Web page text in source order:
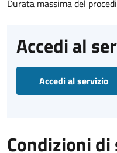
Durata massima del
Accedi al
Accedi al servizio
Condizioni